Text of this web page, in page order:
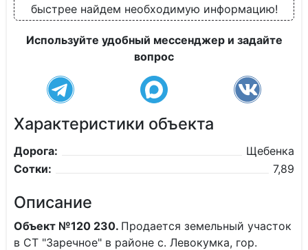
быстрее найдем необходимую информацию!
Используйте удобный мессенджер и задайте
вопрос
Характеристики объекта
Дорога:
Щебенка
Сотки:
7,89
Описание
Объект №120 230. Продается земельный участок
в СТ "Заречное" в районе с. Левокумка, гор.